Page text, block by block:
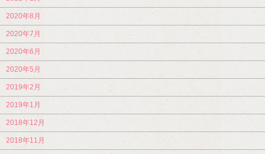
2020年8月
2020年7月
2020年6月
2020年5月
2019年2月
2019年1月
2018年12月
2018年11月